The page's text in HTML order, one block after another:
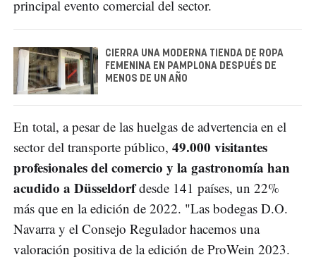
principal evento comercial del sector.
CIERRA UNA MODERNA TIENDA DE ROPA
FEMENINA EN PAMPLONA DESPUÉS DE
MENOS DE UN AÑO
En total, a pesar de las huelgas de advertencia en el
sector del transporte público, 49.000 visitantes
profesionales del comercio y la gastronomía han
acudido a Düsseldorfdesde 141 países, un 22%
más que en la edición de 2022. "Las bodegas D.O.
Navarra y el Consejo Regulador hacemos una
valoración positiva de la edición de ProWein 2023.